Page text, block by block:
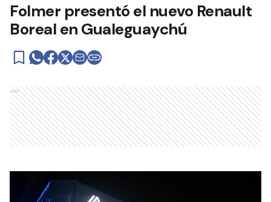
Folmer presentó el nuevo Renault
Boreal en Gualeguaychú
Ads